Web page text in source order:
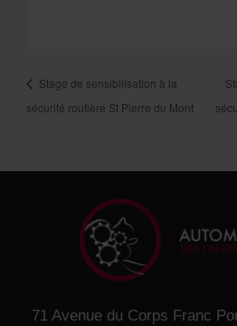
Stage de sensibilisation à la
sécurité routière St Pierre du Mont
71 Avenue du Corps Franc